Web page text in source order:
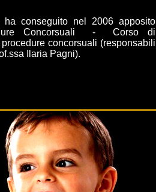
ha conseguito nel 2006 apposito
Concorsuali - Corso di
concorsuali (responsabili
Ilaria Pagni).
tributaria, fiscale, commerciale e
e personali, ditte individuali, enti
e strategia di impresa.